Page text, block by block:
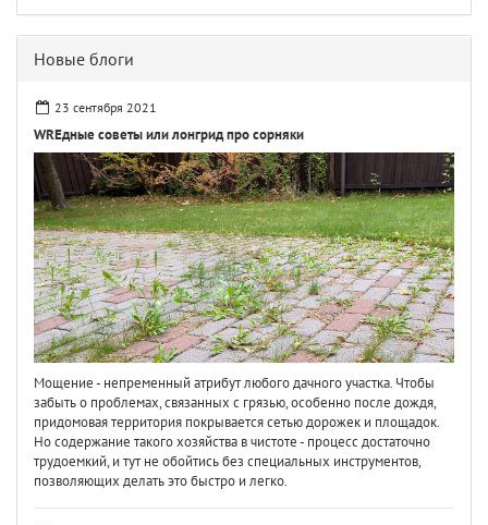
Новые блоги
23 сентября 2021
WREдные советы или лонгрид про сорняки
Мощение - непременный атрибут любого дачного участка. Чтобы
забыть о проблемах, связанных с грязью, особенно после дождя,
придомовая территория покрывается сетью дорожек и площадок.
Но содержание такого хозяйства в чистоте - процесс достаточно
трудоемкий, и тут не обойтись без специальных инструментов,
позволяющих делать это быстро и легко.